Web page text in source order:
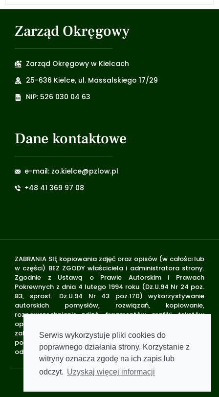
Serwis wykorzystuje pliki cookies do
poprawnego działania strony. Korzystanie z
witryny oznacza zgodę na ich zapis lub
odczyt. Uzyskaj więcej informacji
Zarząd Okręgowy
Zarząd Okręgowy w Kielcach
25-636 Kielce, ul. Massalskiego 17/29
NIP: 526 030 04 63
Dane kontaktowe
e-mail: zo.kielce@pzlow.pl
+48 41 369 97 08
ZABRANIA SIĘ kopiowania zdjęć oraz opisów (w całości lub
w części) BEZ ZGODY właściciela i administratora strony.
Zgodnie z Ustawą o Prawie Autorskim i Prawach
Pokrewnych z dnia 4 lutego 1994 roku (Dz.U.94 Nr 24 poz.
83, sprost.: Dz.U.94 Nr 43 poz.170) wykorzystywanie
autorskich pomysłów, rozwiązań, kopiowanie,
rozpowszechnianie zdjęć, fragmentów grafiki, tekstów
opisów w celach zarobkowych, bez zezwolenia autora jest
zabronione i stanowi naruszenie praw autorskich oraz
podlega karze. Znaki towarowe i graficzne są własnością
odpowiednich firm i/lub instytucji.
Standardy ochrony małoletnich
Polityka prywatności
Wsparcie GWP Wirtualnie